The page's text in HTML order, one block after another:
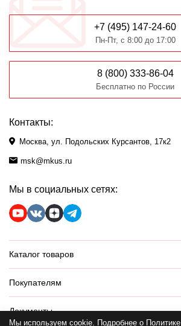
+7 (495) 147-24-60
Пн-Пт, с 8:00 до 17:00
8 (800) 333-86-04
Бесплатно по России
Контакты:
Москва, ул. Подольских Курсантов, 17к2
msk@mkus.ru
Мы в социальных сетях:
Каталог товаров
Покупателям
Документы
Мы используем cookie. Подробнее о Политике